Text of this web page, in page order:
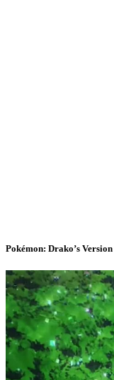
Pokémon: Drako’s Version